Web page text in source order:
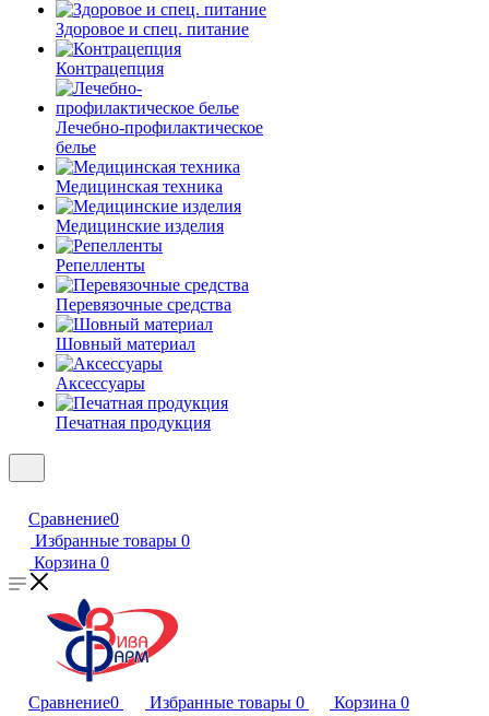
Здоровое и спец. питание
Контрацепция
Лечебно-профилактическое
белье
Медицинская техника
Медицинские изделия
Репелленты
Перевязочные средства
Шовный материал
Аксессуары
Печатная продукция
Сравнение0
Избранные товары 0
Корзина 0
Сравнение0 Избранные товары 0 Корзина 0